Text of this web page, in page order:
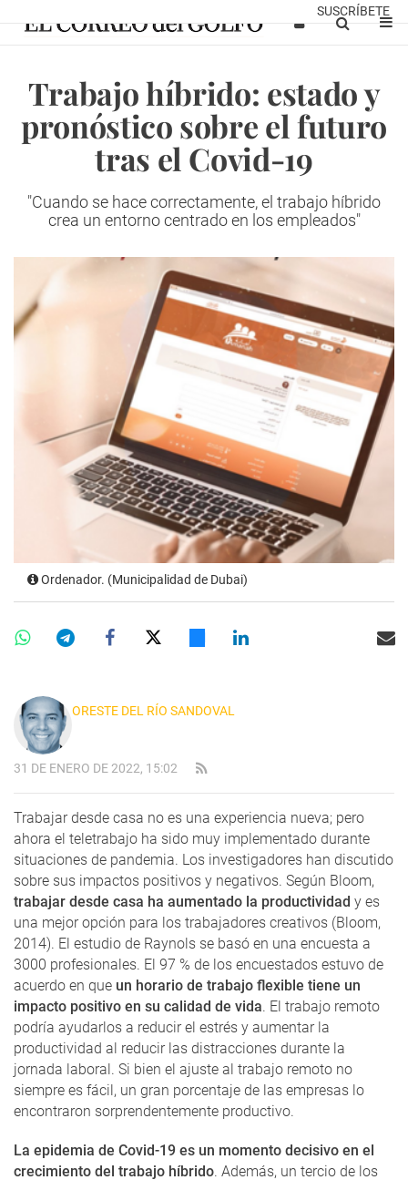
SUSCRÍBETE
Trabajo híbrido: estado y
pronóstico sobre el futuro
tras el Covid-19
"Cuando se hace correctamente, el trabajo híbrido
crea un entorno centrado en los empleados"
Ordenador. (Municipalidad de Dubai)
ORESTE DEL RÍO SANDOVAL
31 DE ENERO DE 2022, 15:02
Trabajar desde casa no es una experiencia nueva; pero
ahora el teletrabajo ha sido muy implementado durante
situaciones de pandemia. Los investigadores han discutido
sobre sus impactos positivos y negativos. Según Bloom,
trabajar desde casa ha aumentado la productividad y es
una mejor opción para los trabajadores creativos (Bloom,
2014). El estudio de Raynols se basó en una encuesta a
3000 profesionales. El 97 % de los encuestados estuvo de
acuerdo en que un horario de trabajo flexible tiene un
impacto positivo en su calidad de vida. El trabajo remoto
podría ayudarlos a reducir el estrés y aumentar la
productividad al reducir las distracciones durante la
jornada laboral. Si bien el ajuste al trabajo remoto no
siempre es fácil, un gran porcentaje de las empresas lo
encontraron sorprendentemente productivo.
La epidemia de Covid-19 es un momento decisivo en el
crecimiento del trabajo híbrido. Además, un tercio de los